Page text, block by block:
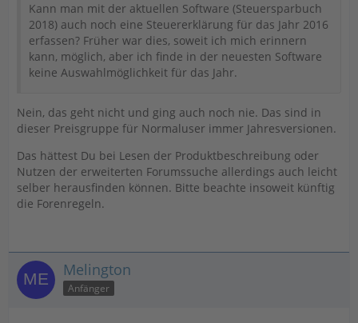
Kann man mit der aktuellen Software (Steuersparbuch
2018) auch noch eine Steuererklärung für das Jahr 2016
erfassen? Früher war dies, soweit ich mich erinnern
kann, möglich, aber ich finde in der neuesten Software
keine Auswahlmöglichkeit für das Jahr.
Nein, das geht nicht und ging auch noch nie. Das sind in
dieser Preisgruppe für Normaluser immer Jahresversionen.
Das hättest Du bei Lesen der Produktbeschreibung oder
Nutzen der erweiterten Forumssuche allerdings auch leicht
selber herausfinden können. Bitte beachte insoweit künftig
die Forenregeln.
Melington
Anfänger